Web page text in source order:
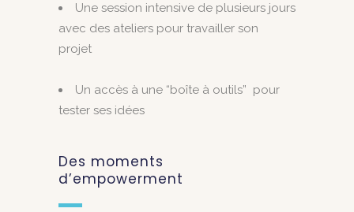
Une session intensive de plusieurs jours
avec des ateliers pour travailler son
projet
Un accès à une “boîte à outils” pour
tester ses idées
Des moments
d’empowerment